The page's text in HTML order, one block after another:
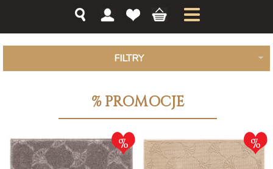
FILTRY
% PROMOCJE